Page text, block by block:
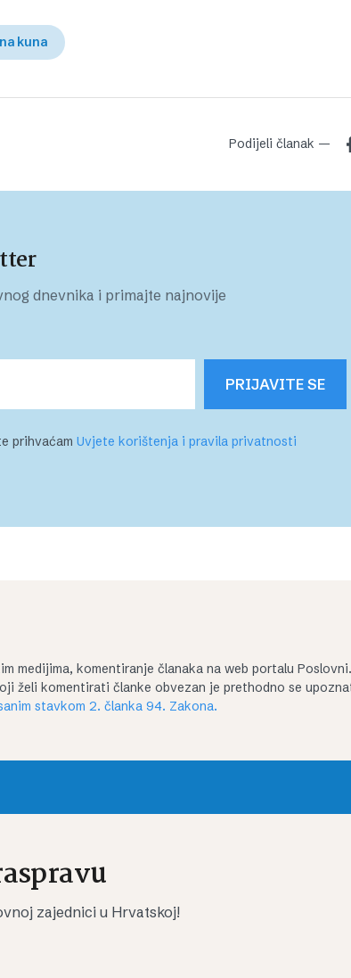
kuna
Podijeli članak —
dnevnika i primajte najnovije
PRIJAVITE SE
prihvaćam Uvjete korištenja i pravila privatnosti
medijima, komentiranje članaka na web portalu
želi komentirati članke obvezan je prethodno se
stavkom 2. članka 94. Zakona.
zajednici u Hrvatskoj!